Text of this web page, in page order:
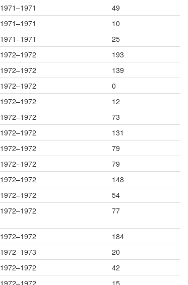
1971–1971
49
1971–1971
10
1971–1971
25
1972–1972
193
1972–1972
139
1972–1972
0
1972–1972
12
1972–1972
73
1972–1972
131
1972–1972
79
1972–1972
79
1972–1972
148
1972–1972
54
1972–1972 77
1972–1972
184
1972–1973
20
1972–1972
42
1972–1972 15